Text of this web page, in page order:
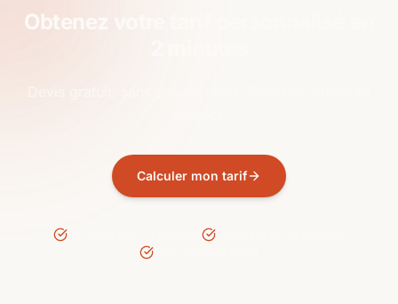
Obtenez votre tarif personnalisé en
Calculer mon tarif
Sans engagement